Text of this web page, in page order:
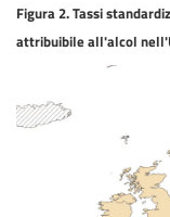
Figura 2. Tassi
attribuibile all'alcol